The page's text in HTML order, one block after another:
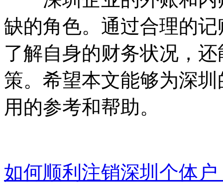
缺的角色。通过合理的
了解自身的财务状况，
策。希望本文能够为深
用的参考和帮助。
如何顺利注销深圳个体